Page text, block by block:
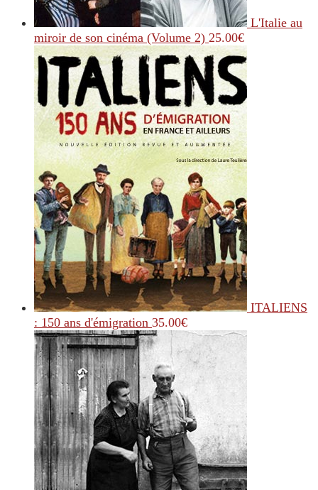
L'Italie au
miroir de son cinéma (Volume 2) 25.00€
ITALIENS
: 150 ans d'émigration 35.00€